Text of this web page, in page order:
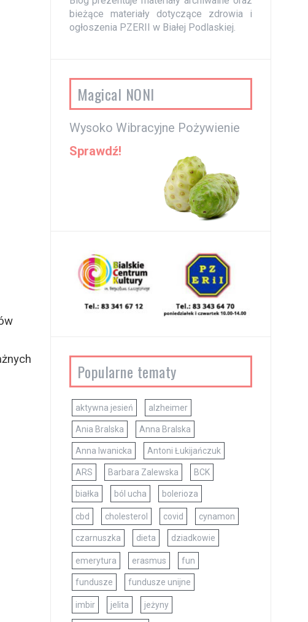
bieżące materiały dotyczące zdrowia i
ogłoszenia PZERII w Białej Podlaskiej.
Magical NONI
Wysoko Wibracyjne Pożywienie
Sprawdź!
Popularne tematy
aktywna jesień alzheimer
Ania Bralska Anna Bralska
Anna Iwanicka Antoni Łukijańczuk
ARS Barbara Zalewska BCK
białka ból ucha bolerioza
cbd cholesterol covid cynamon
czarnuszka dieta dziadkowie
emerytura erasmus fun
fundusze fundusze unijne
imbir jelita jeżyny